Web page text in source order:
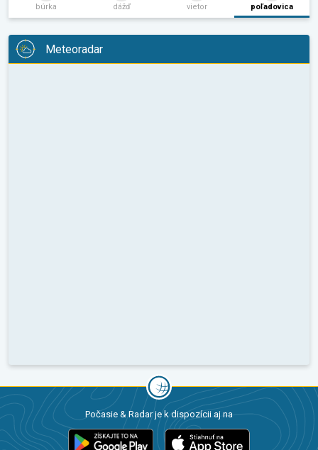
búrka dážď vietor poľadovica
Meteoradar
Počasie & Radar je k dispozícii aj na